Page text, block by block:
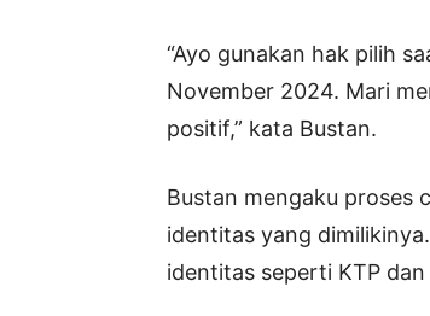
“Ayo gunakan hak pilih
November 2024. Mari
positif,” kata Bustan.
Bustan mengaku proses
identitas yang
identitas seperti KTP